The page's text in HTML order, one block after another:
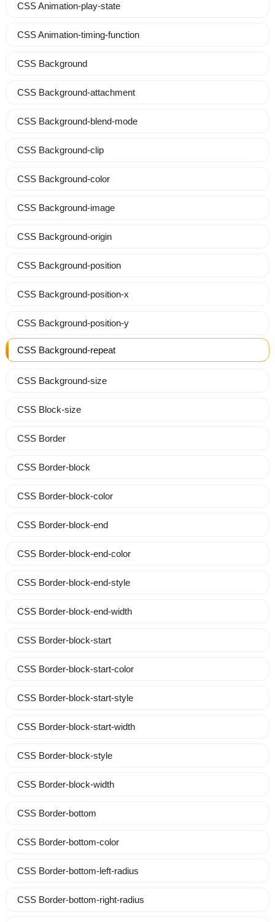
CSS Animation-play-state
CSS Animation-timing-function
CSS Background
CSS Background-attachment
CSS Background-blend-mode
CSS Background-clip
CSS Background-color
CSS Background-image
CSS Background-origin
CSS Background-position
CSS Background-position-x
CSS Background-position-y
CSS Background-repeat
CSS Background-size
CSS Block-size
CSS Border
CSS Border-block
CSS Border-block-color
CSS Border-block-end
CSS Border-block-end-color
CSS Border-block-end-style
CSS Border-block-end-width
CSS Border-block-start
CSS Border-block-start-color
CSS Border-block-start-style
CSS Border-block-start-width
CSS Border-block-style
CSS Border-block-width
CSS Border-bottom
CSS Border-bottom-color
CSS Border-bottom-left-radius
CSS Border-bottom-right-radius